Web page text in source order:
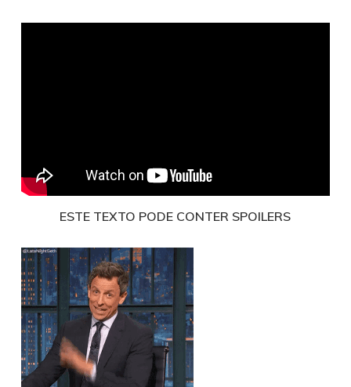
ESTE TEXTO PODE CONTER SPOILERS